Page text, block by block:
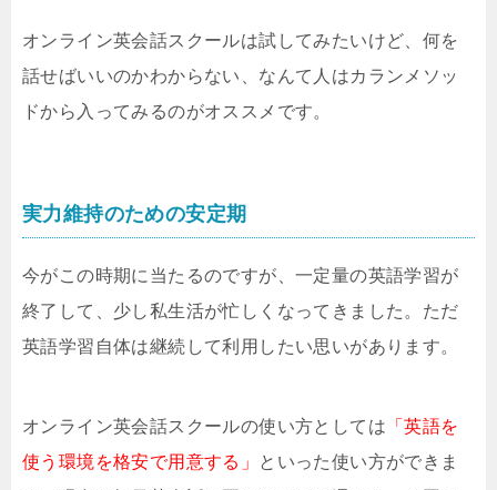
オンライン英会話スクールは試してみたいけど、何を
話せばいいのかわからない、なんて人はカランメソッ
ドから入ってみるのがオススメです。
実力維持のための安定期
今がこの時期に当たるのですが、一定量の英語学習が
終了して、少し私生活が忙しくなってきました。ただ
英語学習自体は継続して利用したい思いがあります。
オンライン英会話スクールの使い方としては 「英語を
使う環境を格安で用意する」
といった使い方ができま